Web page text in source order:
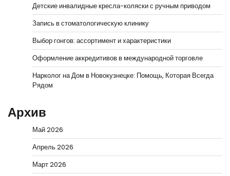
Детские инвалидные кресла-коляски с ручным приводом
Запись в стоматологическую клинику
Выбор гонгов: ассортимент и характеристики
Оформление аккредитивов в международной торговле
Нарколог на Дом в Новокузнецке: Помощь, Которая Всегда
Рядом
Архив
Май 2026
Апрель 2026
Март 2026